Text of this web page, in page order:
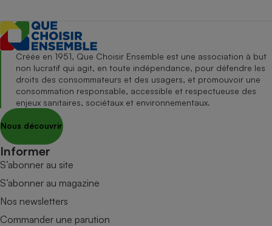
Créée en 1951, Que Choisir Ensemble est une association à but
non lucratif qui agit, en toute indépendance, pour défendre les
droits des consommateurs et des usagers, et promouvoir une
consommation responsable, accessible et respectueuse des
enjeux sanitaires, sociétaux et environnementaux.
Nous découvrir
Informer
S’abonner au site
S’abonner au magazine
Nos newsletters
Commander une parution